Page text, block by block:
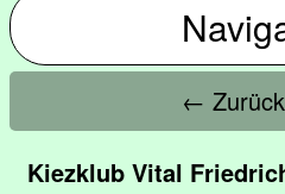
←
Kiezklub Vital